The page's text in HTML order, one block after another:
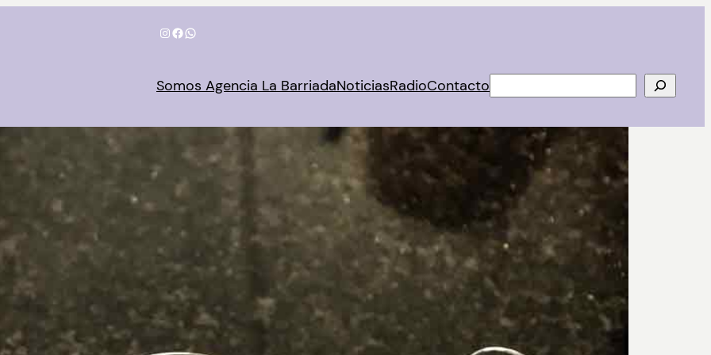
Instagram
Facebook
WhatsApp
Somos Agencia La BarriadaNoticiasRadioContacto